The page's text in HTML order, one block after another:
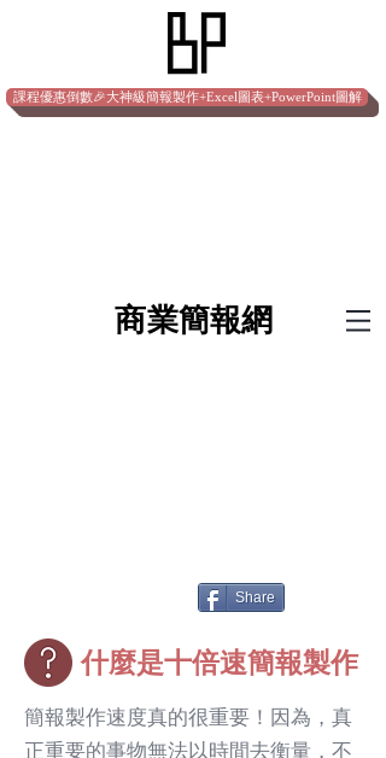
課程優惠倒數🎉大神級簡報製作+Excel圖表+PowerPoint圖解
​商業簡報網
Share
什麼是十倍速簡報製作
​簡報製作速度真的很重要！因為，真
正重要的事物無法以時間去衡量，不